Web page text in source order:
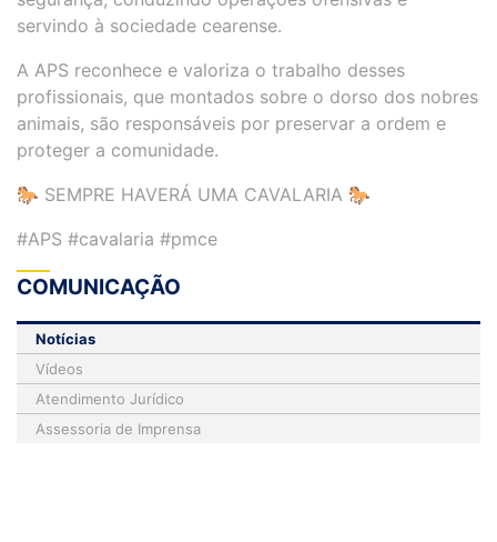
servindo à sociedade cearense.
A APS reconhece e valoriza o trabalho desses
profissionais, que montados sobre o dorso dos nobres
animais, são responsáveis por preservar a ordem e
proteger a comunidade.
🐎 SEMPRE HAVERÁ UMA CAVALARIA 🐎
#APS #cavalaria #pmce
COMUNICAÇÃO
Notícias
Vídeos
Atendimento Jurídico
Assessoria de Imprensa